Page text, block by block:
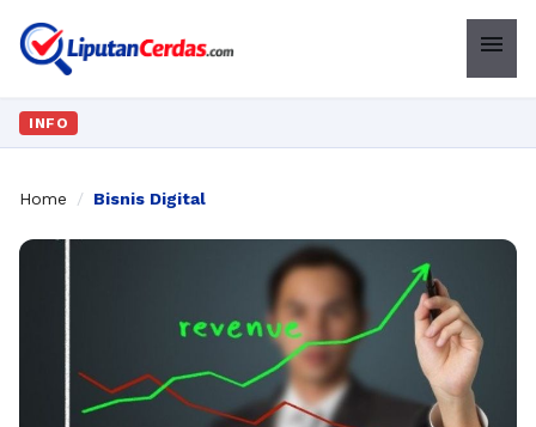
menu
INFO
Home / Bisnis Digital